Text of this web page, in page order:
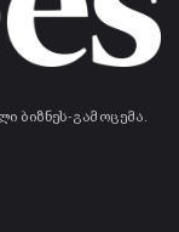
ბიზნეს-გამოცემა.